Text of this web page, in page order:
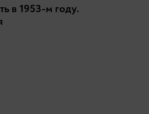
в 1953-м году.